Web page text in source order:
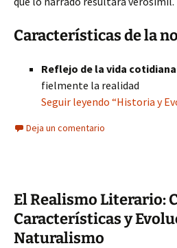
Características de la
Reflejo de la vida
fielmente la realidad
Seguir leyendo “Historia y
Deja un comentario
El Realismo Literario:
Características y
Naturalismo